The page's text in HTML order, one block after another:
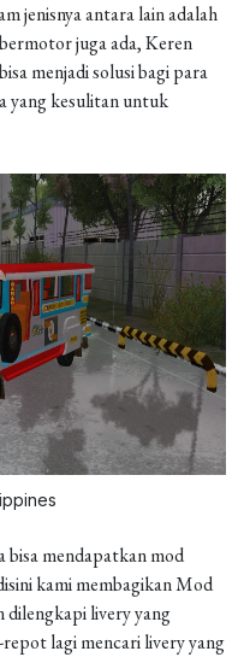
jenisnya antara lain adalah
juga ada, Keren
menjadi solusi bagi para
yang kesulitan untuk
bisa mendapatkan mod
kami membagikan Mod
dilengkapi livery yang
lagi mencari livery yang